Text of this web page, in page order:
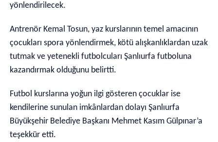
yönlendirilecek.
Antrenör Kemal Tosun, yaz kurslarının temel amacının
çocukları spora yönlendirmek, kötü alışkanlıklardan uzak
tutmak ve yetenekli futbolcuları Şanlıurfa futboluna
kazandırmak olduğunu belirtti.
Futbol kurslarına yoğun ilgi gösteren çocuklar ise
kendilerine sunulan imkânlardan dolayı Şanlıurfa
Büyükşehir Belediye Başkanı Mehmet Kasım Gülpınar’a
teşekkür etti.